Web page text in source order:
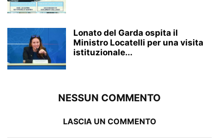
Lonato del Garda ospita il
Ministro Locatelli per una visita
istituzionale...
NESSUN COMMENTO
LASCIA UN COMMENTO